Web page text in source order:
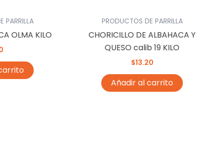
PARRILLA
OLMA KILO
PRODUCTOS DE PARRILLA
CHORICILLO DE ALBAHACA Y
QUESO calib 19 KILO
$13.20
Añadir al carrito